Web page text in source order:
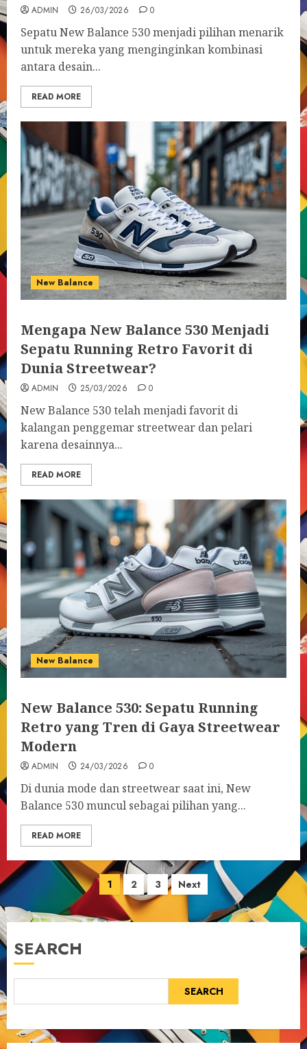
ADMIN 26/03/2026 0
Sepatu New Balance 530 menjadi pilihan menarik
untuk mereka yang menginginkan kombinasi
antara desain...
READ MORE
New Balance
Mengapa New Balance 530 Menjadi
Sepatu Running Retro Favorit di
Dunia Streetwear?
ADMIN 25/03/2026 0
New Balance 530 telah menjadi favorit di
kalangan penggemar streetwear dan pelari
karena desainnya...
READ MORE
New Balance
New Balance 530: Sepatu Running
Retro yang Tren di Gaya Streetwear
Modern
ADMIN 24/03/2026 0
Di dunia mode dan streetwear saat ini, New
Balance 530 muncul sebagai pilihan yang...
READ MORE
Posts
pagination
1 2 3 Next
SEARCH
SEARCH